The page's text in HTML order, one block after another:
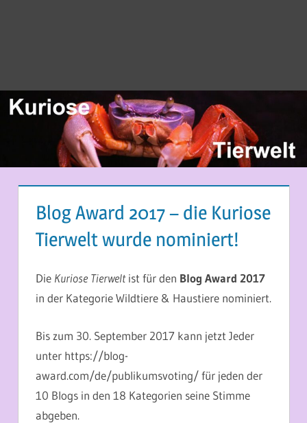
Blog Award 2017 – die Kuriose
Tierwelt wurde nominiert!
Die Kuriose Tierweltist für den Blog Award 2017
in der Kategorie Wildtiere & Haustiere nominiert.
Bis zum 30. September 2017 kann jetzt Jeder
unter https://blog-
award.com/de/publikumsvoting/ für jeden der
10 Blogs in den 18 Kategorien seine Stimme
abgeben.